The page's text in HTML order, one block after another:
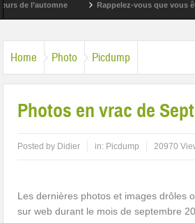
vous que vous êtes super ! Bande annonce
Home Photo Picdump
Photos en vrac de
Posted by Didier in: Picdump 20970
Les dernières photos et images drôles
sur web durant le mois de septembre